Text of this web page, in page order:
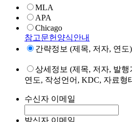
MLA
APA
Chicago
참고문헌양식안내
간략정보 (제목, 저자, 연도)
상세정보 (제목, 저자, 발
연도, 작성언어, KDC, 자료형
수신자 이메일